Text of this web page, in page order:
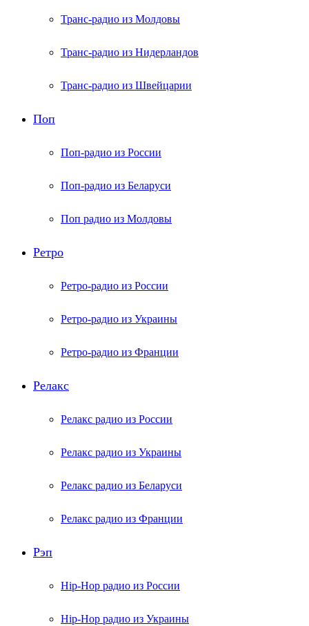
Транс-радио из Молдовы
Транс-радио из Нидерландов
Транс-радио из Швейцарии
Поп
Поп-радио из России
Поп-радио из Беларуси
Поп радио из Молдовы
Ретро
Ретро-радио из России
Ретро-радио из Украины
Ретро-радио из Франции
Релакс
Релакс радио из России
Релакс радио из Украины
Релакс радио из Беларуси
Релакс радио из Франции
Рэп
Hip-Hop радио из России
Hip-Hop радио из Украины